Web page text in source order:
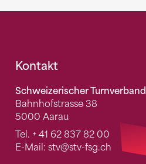
Fusszeile
Kontakt
Schweizerischer Turnverband
Bahnhofstrasse 38
5000 Aarau
Tel. + 41 62 837 82 00
E-Mail: stv@stv-fsg.ch